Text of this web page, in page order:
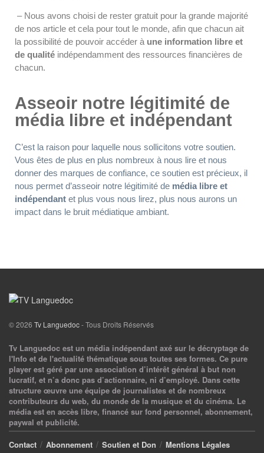
– Nous avons choisi de rester gratuit pour la grande majorité
de nos article et cela pour tout le monde, afin que chacun ait
la possibilité de pouvoir accéder à une information libre et
de qualité indépendamment des ressources financières de
chacun.
Asseoir notre légitimité de
média libre et indépendant
C’est la raison pour laquelle nous sollicitons votre soutien.
Vous êtes de plus en plus nombreux à nous lire et nous
donner des marques de confiance, ce soutien est précieux, il
nous permet d’asseoir notre légitimité de média libre et
indépendant et plus vous nous lirez, plus nous aurons un
impact dans le bruit médiatique ambiant.
© 2026 Tv Languedoc- Tous Droits Réservés
Tv Languedoc est un média indépendant axé sur le décryptage de
l'Info et de l'actualité thématique sous toutes ses formes. Ce pure
player est géré par une association d’intérêt général à but non
lucratif, et n’a donc pas d’actionnaire, ni d’employé. Dans cette
structure œuvre une équipe de journalistes et de nombreux
contributeurs du web, du monde de la musique et du cinéma. Le
média est en accès libre, financé sur fond personnel, abonnement,
paywal et publicité.
Contact
Abonnement Soutien et Don Mentions Légales